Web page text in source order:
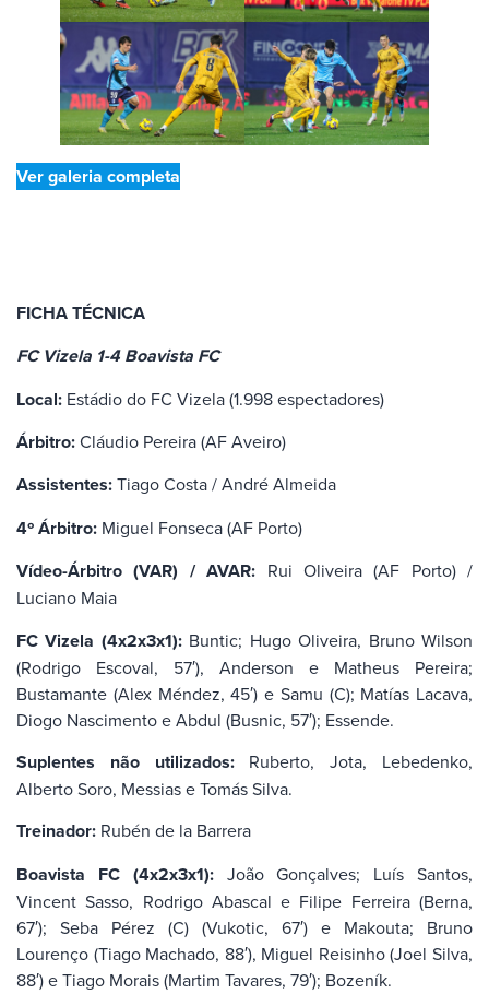
Ver galeria completa
FICHA TÉCNICA
FC Vizela 1-4 Boavista FC
Local: Estádio do FC Vizela (1.998 espectadores)
Árbitro:Cláudio Pereira (AF Aveiro)
Assistentes:Tiago Costa / André Almeida
4º Árbitro: Miguel Fonseca (AF Porto)
Vídeo-Árbitro (VAR) / AVAR: Rui Oliveira (AF Porto) /
Luciano Maia
FC Vizela (4x2x3x1):Buntic; Hugo Oliveira, Bruno Wilson
(Rodrigo Escoval, 57′), Anderson e Matheus Pereira;
Bustamante (Alex Méndez, 45′) e Samu (C); Matías Lacava,
Diogo Nascimento e Abdul (Busnic, 57′); Essende.
Suplentes não utilizados:Ruberto, Jota, Lebedenko,
Alberto Soro, Messias e Tomás Silva.
Treinador: Rubén de la Barrera
Boavista FC (4x2x3x1): João Gonçalves; Luís Santos,
Vincent Sasso, Rodrigo Abascal e Filipe Ferreira (Berna,
67′); Seba Pérez (C) (Vukotic, 67′) e Makouta; Bruno
Lourenço (Tiago Machado, 88′), Miguel Reisinho (Joel Silva,
88′) e Tiago Morais (Martim Tavares, 79′); Bozeník.